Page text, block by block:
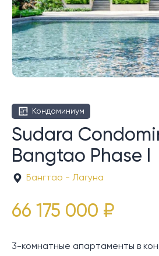
Кондоминиум
Sudara
Bangtao Phase I
Бангтао - Лагуна
66 175 000 ₽
3-комнатные апартаменты в